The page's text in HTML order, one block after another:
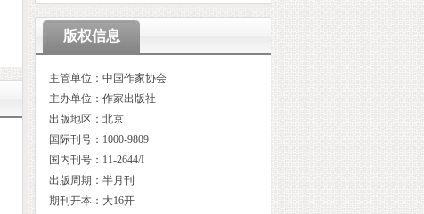
版权信息
主管单位：中国作家协会
主办单位：作家出版社
出版地区：北京
国际刊号：1000-9809
国内刊号：11-2644/I
出版周期：半月刊
期刊开本：大16开